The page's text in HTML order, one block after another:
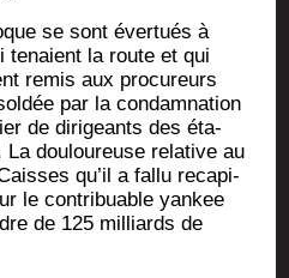
se sont éver­tués à
tenaient la route et qui
remis aux pro­cu­reurs
par la condam­na­tion
de diri­geants des éta­
dou­lou­reuse rela­tive au
qu’il a fal­lu reca­pi­
le contri­buable yan­kee
de 125 mil­liards de